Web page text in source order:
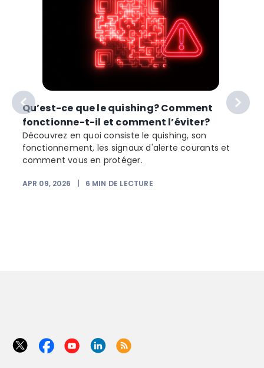
Qu’est-ce que le quishing? Comment
fonctionne-t-il et comment l’éviter?
Découvrez en quoi consiste le quishing, son
fonctionnement, les signaux d'alerte courants et
comment vous en protéger.
APR 09, 2026 6 MIN DE LECTURE